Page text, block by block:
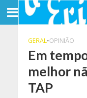
GERAL•OPINIÃO
Em
melhor
TAP